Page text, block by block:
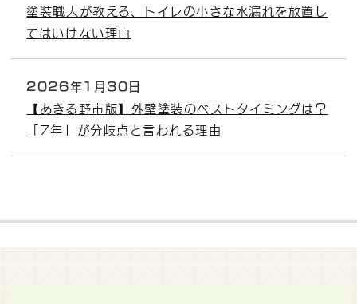
塗装職人が教える、トイレの小さな水漏れを放置し
てはいけない理由
2026年1月30日
【あきる野市版】外壁塗装のベストタイミングは？
「7年」が分岐点と言われる理由